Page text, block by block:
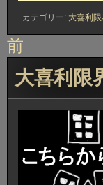
カテゴリー: 大喜利
投
稿
ナ
ビ
前
大喜利限